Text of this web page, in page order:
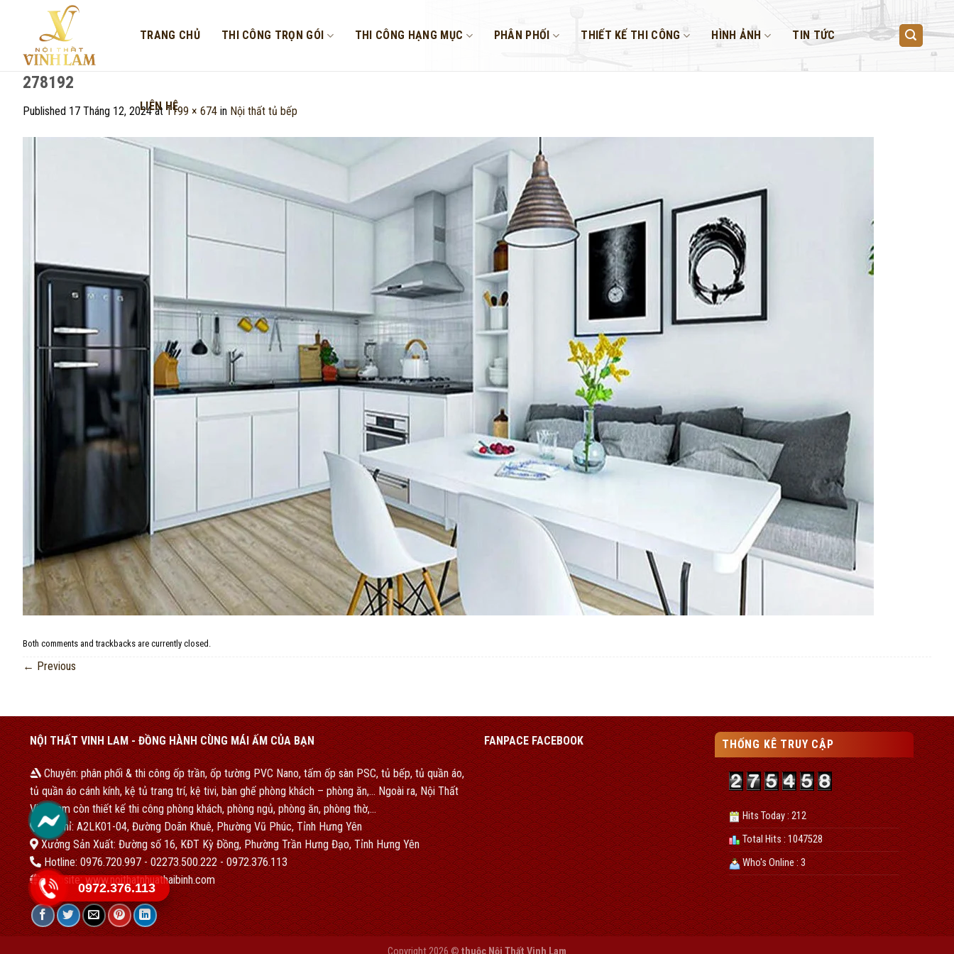
TRANG CHỦ THI CÔNG TRỌN GÓI THI CÔNG HẠNG MỤC PHÂN PHỐI THIẾT KẾ THI CÔNG HÌNH ẢNH TIN TỨC
LIÊN HỆ
278192
Published 17 Tháng 12, 2024at 1199 × 674 in Nội thất tủ bếp
Both comments and trackbacks are currently closed.
← Previous
NỘI THẤT VINH LAM - ĐỒNG HÀNH CÙNG MÁI ẤM CỦA BẠN
Chuyên: phân phối & thi công ốp trần, ốp tường PVC Nano, tấm ốp sàn PSC, tủ bếp, tủ quần áo,
tủ quần áo cánh kính, kệ tủ trang trí, kệ tivi, bàn ghế phòng khách – phòng ăn,… Ngoài ra, Nội Thất
Vinh Lam còn thiết kế thi công phòng khách, phòng ngủ, phòng ăn, phòng thờ,…
Địa chỉ: A2LK01-04, Đường Doãn Khuê, Phường Vũ Phúc, Tỉnh Hưng Yên
Xưởng Sản Xuất: Đường số 16, KĐT Kỳ Đồng, Phường Trần Hưng Đạo, Tỉnh Hưng Yên
Hotline: 0976.720.997 - 02273.500.222 - 0972.376.113
Website: www.noithatnhuathaibinh.com
FANPACE FACEBOOK THỐNG KÊ TRUY CẬP
Hits Today : 212
Total Hits : 1047528
Who's Online : 3
Copyright 2026 © thuộc Nội Thất Vinh Lam
0972.376.113